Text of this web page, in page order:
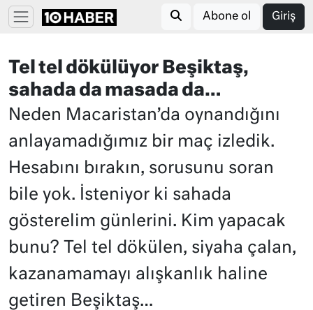
Abone ol Giriş
Tel tel dökülüyor Beşiktaş,
sahada da masada da…
Neden Macaristan’da oynandığını
anlayamadığımız bir maç izledik.
Hesabını bırakın, sorusunu soran
bile yok. İsteniyor ki sahada
gösterelim günlerini. Kim yapacak
bunu? Tel tel dökülen, siyaha çalan,
kazanamamayı alışkanlık haline
getiren Beşiktaş…